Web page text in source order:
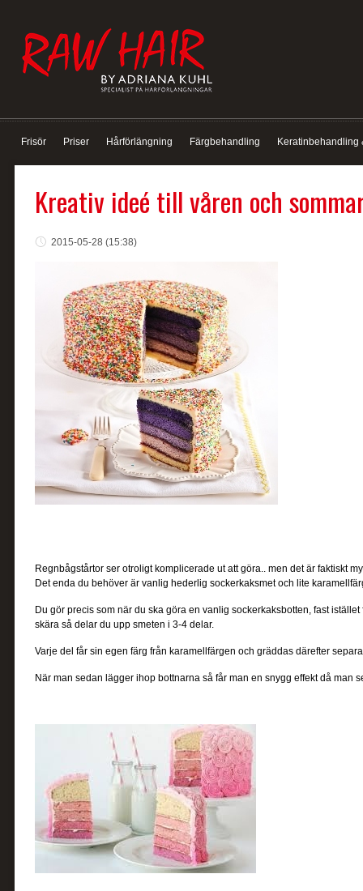
Frisör Priser Hårförlängning Färgbehandling Keratinbehandling
Kreativ ideé till våren och
2015-05-28 (15:38)
Regnbågstårtor ser otroligt komplicerade ut att göra.. men det är faktiskt
Det enda du behöver är vanlig hederlig sockerkaksmet och lite
Du gör precis som när du ska göra en vanlig sockerkaksbotten, fast
skära så delar du upp smeten i 3-4 delar.
Varje del får sin egen färg från karamellfärgen och gräddas därefter
När man sedan lägger ihop bottnarna så får man en snygg effekt då man